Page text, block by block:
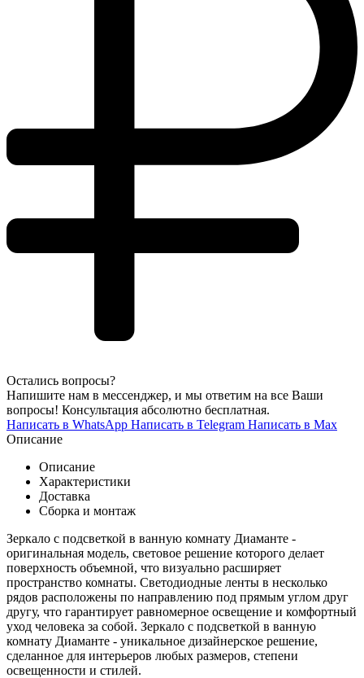
Остались вопросы?
Напишите нам в мессенджер, и мы ответим на все Ваши
вопросы! Консультация абсолютно бесплатная.
Написать в WhatsApp Написать в Telegram Написать в Max
Описание
Описание
Характеристики
Доставка
Сборка и монтаж
Зеркало с подсветкой в ванную комнату Диаманте -
оригинальная модель, световое решение которого делает
поверхность объемной, что визуально расширяет
пространство комнаты. Светодиодные ленты в несколько
рядов расположены по направлению под прямым углом друг
другу, что гарантирует равномерное освещение и комфортный
уход человека за собой. Зеркало с подсветкой в ванную
комнату Диаманте - уникальное дизайнерское решение,
сделанное для интерьеров любых размеров, степени
освещенности и стилей.